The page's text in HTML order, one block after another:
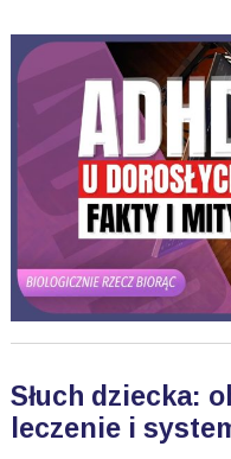
Słuch dziecka:
leczenie i